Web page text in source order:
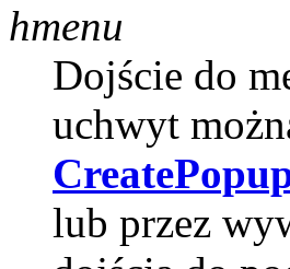
hmenu
Dojście do
uchwyt
lub przez